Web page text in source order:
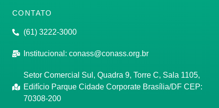
CONTATO
(61) 3222-3000
Institucional: conass@conass.org.br
Setor Comercial Sul, Quadra 9, Torre C, Sala 1105,
Edifício Parque Cidade Corporate Brasília/DF CEP:
70308-200